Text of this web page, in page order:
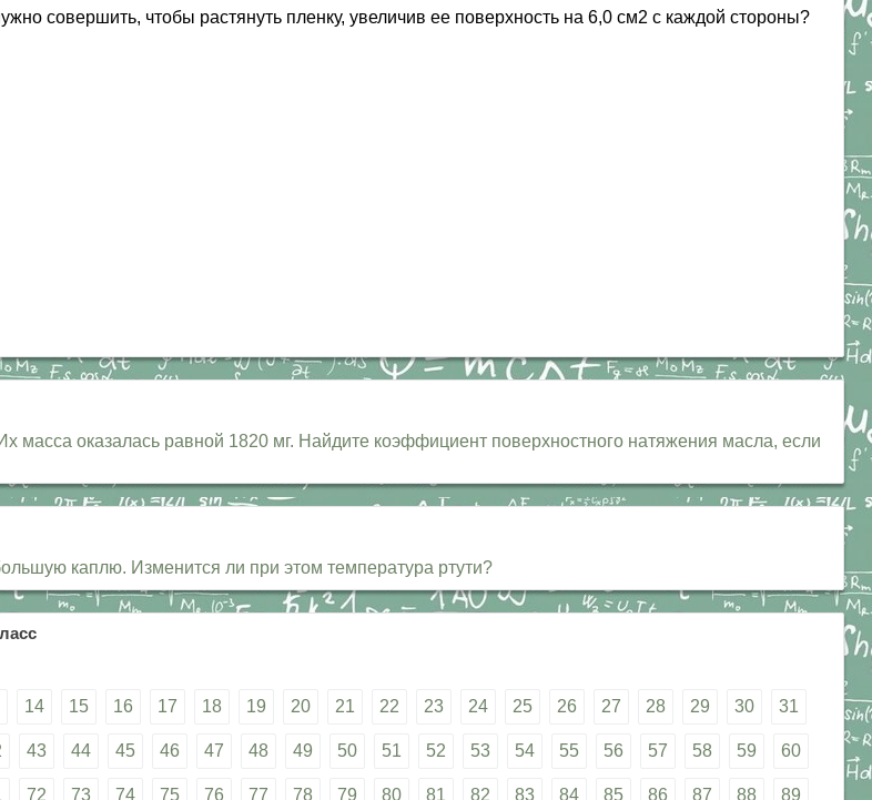
совершить, чтобы растянуть пленку, увеличив ее поверхность на 6,0 см2 с каждой стороны?
оказалась равной 1820 мг. Найдите коэффициент поверхностного натяжения масла, если
каплю. Изменится ли при этом температура ртути?
14 15 16 17 18 19 20 21 22 23 24 25 26 27 28 29 30 31
43 44 45 46 47 48 49 50 51 52 53 54 55 56 57 58 59 60
72 73 74 75 76 77 78 79 80 81 82 83 84 85 86 87 88 89